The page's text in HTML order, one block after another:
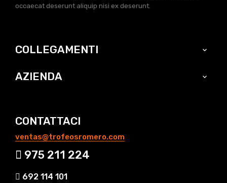
occaecat deserunt aliquip nisi ex deserunt.
COLLEGAMENTI 
AZIENDA 
CONTATTACI
ventas@trofeosromero.com
975 211 224
692 114 101